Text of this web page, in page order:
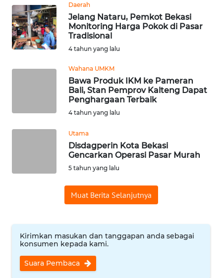
Daerah
Jelang Nataru, Pemkot Bekasi
Monitoring Harga Pokok di Pasar
Tradisional
4 tahun yang lalu
Wahana UMKM
Bawa Produk IKM ke Pameran
Bali, Stan Pemprov Kalteng Dapat
Penghargaan Terbaik
4 tahun yang lalu
Utama
Disdagperin Kota Bekasi
Gencarkan Operasi Pasar Murah
5 tahun yang lalu
Muat Berita Selanjutnya
Kirimkan masukan dan tanggapan anda sebagai
konsumen kepada kami.
Suara Pembaca
News
Regional
WN
WN
WN
KEPRI
WN
PAPUA